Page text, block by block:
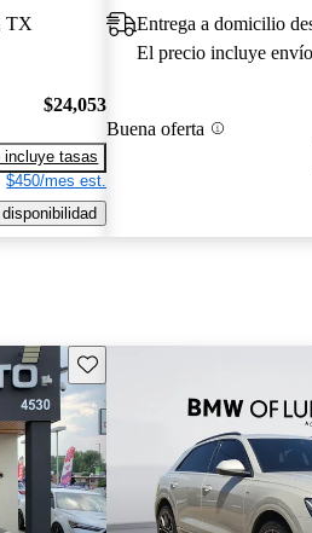
TX
$24,053
incluye tasas
$450/mes est.
Entrega a domicilio
El precio incluye
Buena oferta
Guarda este Aviso